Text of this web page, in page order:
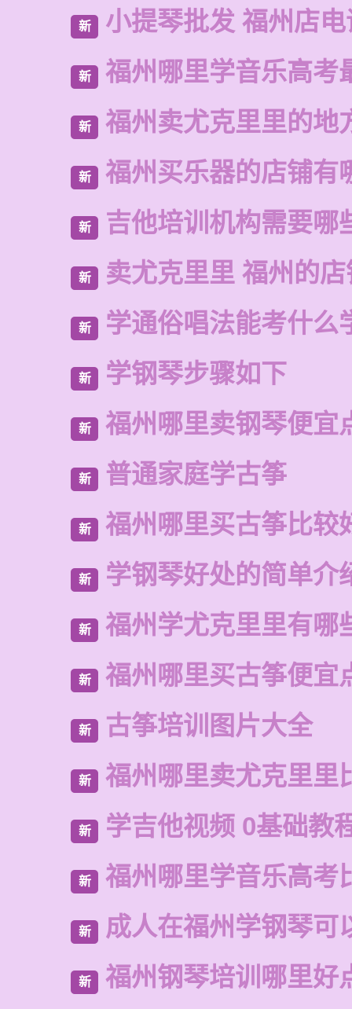
新 小提琴批发 福州店
新 福州哪里学音乐高考
新 福州卖尤克里里的地
新 福州买乐器的店铺有
新 吉他培训机构需要哪
新 卖尤克里里 福州的
新 学通俗唱法能考什么
新 学钢琴步骤如下
新 福州哪里卖钢琴便宜
新 普通家庭学古筝
新 福州哪里买古筝比较
新 学钢琴好处的简单介
新 福州学尤克里里有哪
新 福州哪里买古筝便宜
新 古筝培训图片大全
新 福州哪里卖尤克里里
新 学吉他视频 0基础教
新 福州哪里学音乐高考
新 成人在福州学钢琴可
新 福州钢琴培训哪里好